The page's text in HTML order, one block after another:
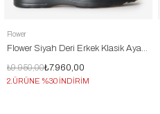
Flower
Flower Siyah Deri Erkek Klasik Ayakkabı
₺7.960,00
₺9.950,00
2.ÜRÜNE %30 İNDİRİM